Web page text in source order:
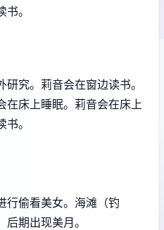
。
究。 莉音会在窗边读书。
在床上睡眠。 莉音会在床上
。
偷看美女。 海滩（钓
期出现美月。